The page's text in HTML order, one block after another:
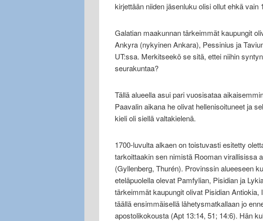
kirjettään niiden jäsenluku olisi ollut ehkä vain
Galatian maakunnan tärkeimmät kaupungit
Ankyra (nykyinen Ankara), Pessinius ja
UT:ssa. Merkitseekö se sitä, ettei niihin
seurakuntaa?
Tällä alueella asui pari vuosisataa
Paavalin aikana he olivat hellenisoituneet ja
kieli oli siellä valtakielenä.
1700-luvulta alkaen on toistuvasti esitetty
tarkoittaakin sen nimistä Rooman virallisissa
(Gyllenberg, Thurén). Provinssin alueeseen
eteläpuolella olevat Pamfylian, Pisidian ja
tärkeimmät kaupungit olivat Pisidian
täällä ensimmäisellä lähetysmatkallaan jo
apostolikokousta (Apt 13:14, 51; 14:6). Hän